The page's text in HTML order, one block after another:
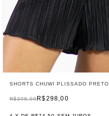
SHORTS CHUWI PLISSADO PRETO
R$298,00
R$398,00